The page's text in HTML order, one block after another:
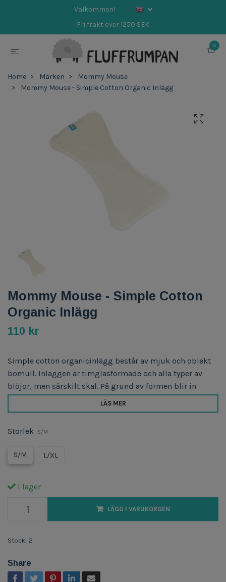
Välkommen!
Fri frakt över 1250 SEK
0
Home Märken
Mommy Mouse
Mommy Mouse - Simple Cotton Organic Inlägg
Mommy Mouse - Simple Cotton
Organic Inlägg
110 kr
Simple cotton organicinlägg består av mjuk och oblekt
bomull. Inläggen är timglasformade och alla typer av
blöjor, men särskilt skal. På grund av formen blir in
LÄS MER
Storlek S/M
S/M L/XL
I lager
LÄGG I VARUKORGEN
Stock: 2
Share